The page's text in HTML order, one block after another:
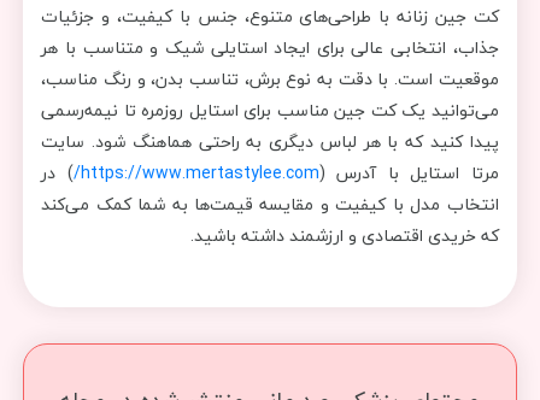
کت جین زنانه با طراحی‌های متنوع، جنس با کیفیت، و جزئیات
جذاب، انتخابی عالی برای ایجاد استایلی شیک و متناسب با هر
موقعیت است. با دقت به نوع برش، تناسب بدن، و رنگ مناسب،
می‌توانید یک کت جین مناسب برای استایل روزمره تا نیمه‌رسمی
پیدا کنید که با هر لباس دیگری به راحتی هماهنگ شود. سایت
مرتا استایل با آدرس (https://www.mertastylee.com/ ) در
انتخاب مدل با کیفیت و مقایسه قیمت‌ها به شما کمک می‌کند
که خریدی اقتصادی و ارزشمند داشته باشید.